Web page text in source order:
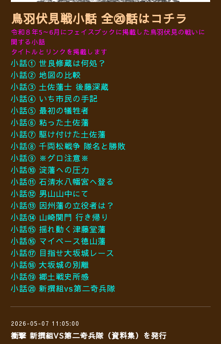
鳥羽伏見戦小話 全⑳話はコチラ
令和８年5～6月にフェイスブックに掲載した鳥羽伏見の戦いに
関する小話
タイトルとリンクを掲載します
小話① 世良修蔵は何処？
小話② 地図の比較
小話③ 土佐藩士 後藤深蔵
小話④ いち市民の手記
小話⑤ 最初の犠牲者
小話⑥ 粘った土佐藩
小話⑦ 駆け付けた土佐藩
小話⑧ 千両松戦争 隊名と勝敗
小話⑨ ※グロ注意※
小話⑩ 淀藩への圧力
小話⑪ 石清水八幡宮へ登る
小話⑫ 男山山中にて
小話⑬ 因州藩の立役者は？
小話⑭ 山崎関門 行き帰り
小話⑮ 揺れ動く津藤堂藩
小話⑯ マイペース徳山藩
小話⑰ 目指せ大坂城レース
小話⑱ 大坂城の別離
小話⑲ 郷土戦史所感
小話⑳ 新撰組vs第二奇兵隊
2026-05-07 11:05:00
衝撃 新撰組VS第二奇兵隊（資料集）を発行